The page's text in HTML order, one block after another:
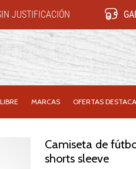
JUSTIFICACIÓN
MARCAS OFERTAS
Camiseta de
shorts sleeve